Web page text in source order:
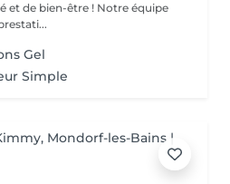
et de bien-être ! Notre équipe
Gel
Simple